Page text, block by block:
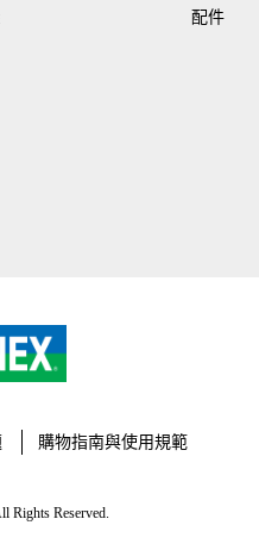
配件
購物指南與使用規範
Rights Reserved.